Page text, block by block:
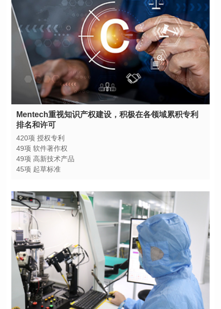
排名和许可
420项 授权专利
49项 软件著作权
49项 高新技术产品
45项 起草标准